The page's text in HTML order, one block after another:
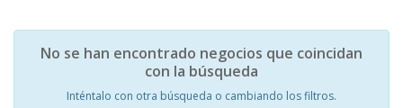
No se han encontrado negocios que coincidan
con la búsqueda
Inténtalo con otra búsqueda o cambiando los filtros.